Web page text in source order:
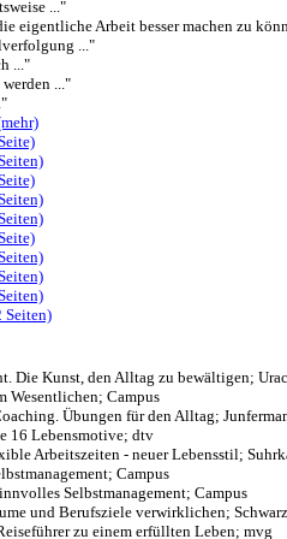
..."
eigentliche Arbeit besser machen zu
..."
..."
..."
Seiten)
Die Kunst, den Alltag zu bewältigen;
Wesentlichen; Campus
Übungen für den Alltag;
16 Lebensmotive; dtv
Arbeitszeiten - neuer Lebensstil;
Campus
Selbstmanagement; Campus
und Berufsziele verwirklichen;
zu einem erfüllten Leben; mvg